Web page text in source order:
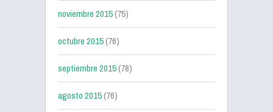
noviembre 2015(75)
octubre 2015(76)
septiembre 2015(78)
agosto 2015(76)